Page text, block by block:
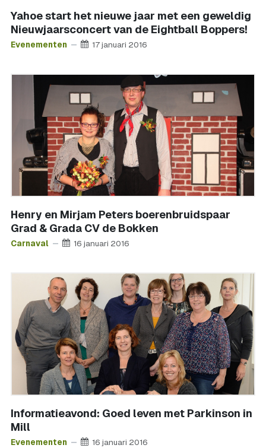
Yahoe start het nieuwe jaar met een geweldig
Nieuwjaarsconcert van de Eightball Boppers!
Evenementen 17 januari 2016
Henry en Mirjam Peters boerenbruidspaar
Grad & Grada CV de Bokken
Carnaval 16 januari 2016
Informatieavond: Goed leven met Parkinson in
Mill
Evenementen 16 januari 2016